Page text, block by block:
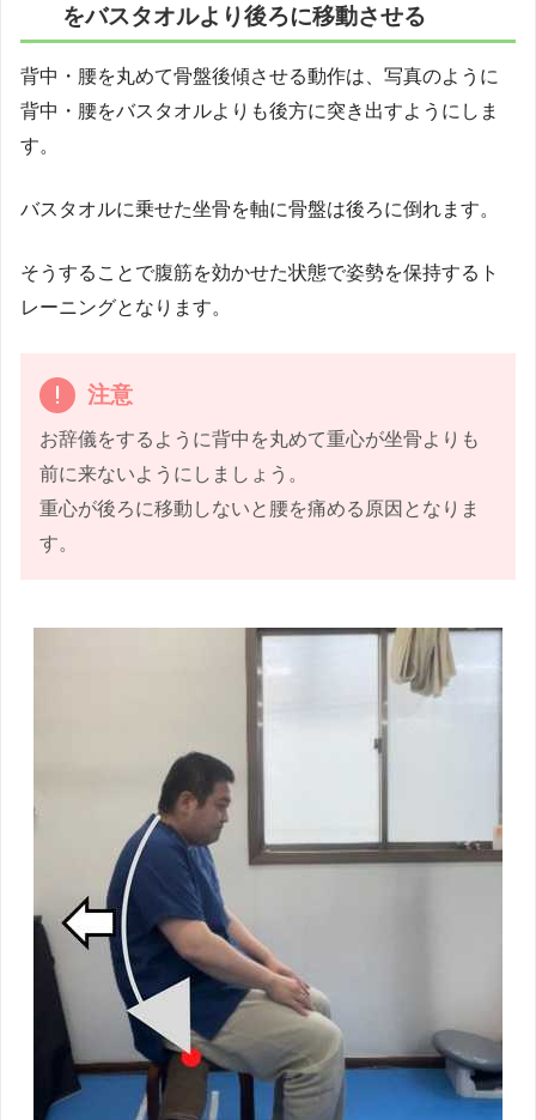
をバスタオルより後ろに移動させる
背中・腰を丸めて骨盤後傾させる動作は、写真のように
背中・腰をバスタオルよりも後方に突き出すようにしま
す。
バスタオルに乗せた坐骨を軸に骨盤は後ろに倒れます。
そうすることで腹筋を効かせた状態で姿勢を保持するト
レーニングとなります。
注意
お辞儀をするように背中を丸めて重心が坐骨よりも
前に来ないようにしましょう。
重心が後ろに移動しないと腰を痛める原因となりま
す。